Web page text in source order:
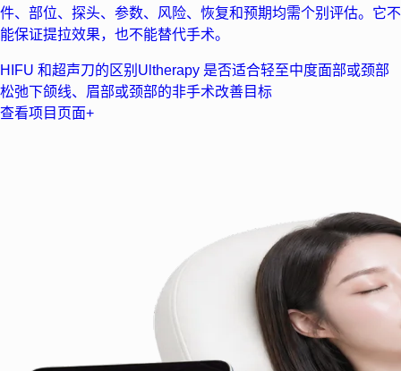
件、部位、探头、参数、风险、恢复和预期均需个别评估。它不
能保证提拉效果，也不能替代手术。
HIFU 和超声刀的区别 Ultherapy 是否适合轻至中度面部或颈部
松弛下颌线、眉部或颈部的非手术改善目标
查看项目页面+